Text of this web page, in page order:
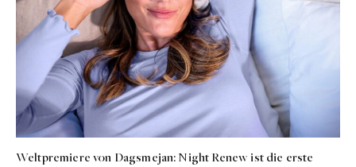
Weltpremiere von Dagsmejan: Night Renew ist die erste